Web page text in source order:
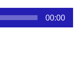
00:00